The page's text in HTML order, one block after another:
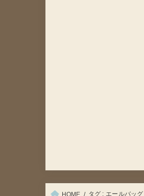
HOME タグ : エールバッグ